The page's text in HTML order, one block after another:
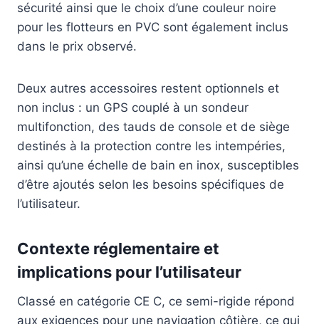
sécurité ainsi que le choix d’une couleur noire
pour les flotteurs en PVC sont également inclus
dans le prix observé.
Deux autres accessoires restent optionnels et
non inclus : un GPS couplé à un sondeur
multifonction, des tauds de console et de siège
destinés à la protection contre les intempéries,
ainsi qu’une échelle de bain en inox, susceptibles
d’être ajoutés selon les besoins spécifiques de
l’utilisateur.
Contexte réglementaire et
implications pour l’utilisateur
Classé en catégorie CE C, ce semi-rigide répond
aux exigences pour une navigation côtière, ce qui